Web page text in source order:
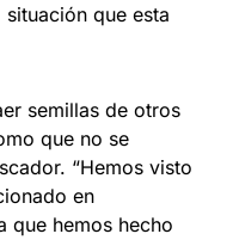
que esta
semillas de otros
que no se
“Hemos visto
en
que hemos hecho